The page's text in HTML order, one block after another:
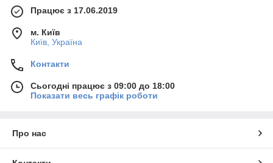
Працює з 17.06.2019
м. Київ
Київ, Україна
Контакти
Сьогодні працює з 09:00 до 18:00
Показати весь графік роботи
Про нас